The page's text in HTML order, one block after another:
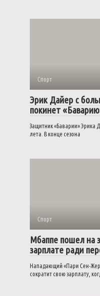
Спорт
Эрик Дайер с
покинет
Защитник «Баварии» Эрика
лета. В конце сезона
Спорт
Мбаппе пошел на
зарплате ради
Нападающий «Пари Сен-
сократит свою зарплату,